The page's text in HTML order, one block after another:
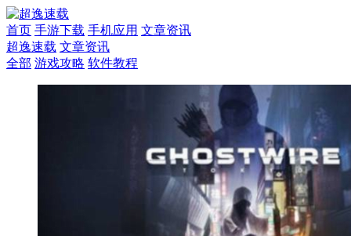
首页 手游下载 手机应用 文章资讯
超逸速载 文章资讯
全部 游戏攻略 软件教程